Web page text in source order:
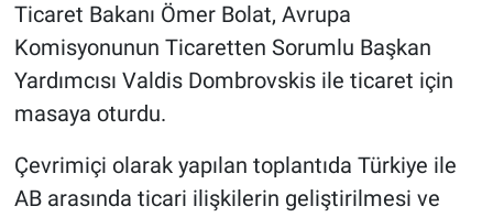
Ticaret Bakanı Ömer Bolat, Avrupa
Komisyonunun Ticaretten Sorumlu Başkan
Yardımcısı Valdis Dombrovskis ile ticaret için
masaya oturdu.
Çevrimiçi olarak yapılan toplantıda Türkiye ile
AB arasında ticari ilişkilerin geliştirilmesi ve